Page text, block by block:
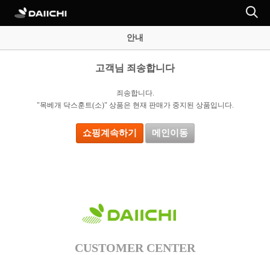
안내
고객님 죄송합니다
죄송합니다.
"목베개 닥스훈트(소)" 상품은 현재 판매가 중지된 상품입니다.
쇼핑계속하기 메인이동
CUSTOMER CENTER